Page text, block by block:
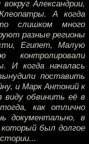
Александрии,
А когда
слишком много
разные регионы
Египет, Малую
И когда началась
поставить
и Марк Антоний к
виду обвинить её в
как отлично
документально, в
был долгое